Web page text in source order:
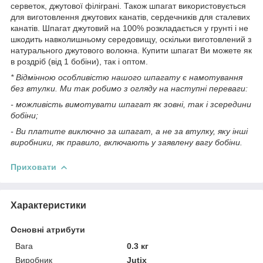
серветок, джутової філіграні. Також шпагат використовується
для виготовлення джутових канатів, сердечників для сталевих
канатів. Шпагат джутовий на 100% розкладається у грунті і не
шкодить навколишньому середовищу, оскільки виготовлений з
натурального джутового волокна. Купити шпагат Ви можете як
в роздріб (від 1 бобіни), так і оптом.
* Відмінною особливістю нашого шпагату є намотування
без втулки. Ми так робимо з огляду на наступні переваги:
- можливість вимотувати шпагат як зовні, так і зсередини
бобіни;
- Ви платите виключно за шпагат, а не за втулку, яку інші
виробники, як правило, включають у заявлену вагу бобіни.
Приховати
Характеристики
Основні атрибути
Вага
0.3 кг
Виробник
Jutix